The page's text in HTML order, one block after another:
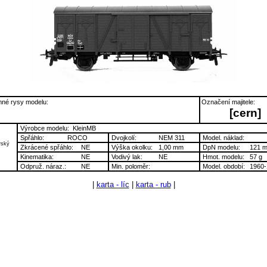
rysy modelu: Označení majitele:
[cern]
Výrobce modelu: KleinMB
Spřáhlo:
ROCO Dvojkolí: NEM 311
Model. náklad:
Zkrácené spřáhlo:
NE Výška okolku: 1,00 mm DpN modelu:
121
Kinematika:
NE Vodivý lak: NE Hmot. modelu:
57 g
Odpruž. náraz.:
NE Min. poloměr: Model. období:
karta - líc karta - rub|